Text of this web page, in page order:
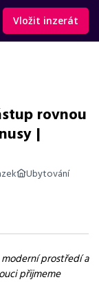
Vložit inzerát
rovnou
|
Ubytování
montáže s
prostředí a
přijmeme